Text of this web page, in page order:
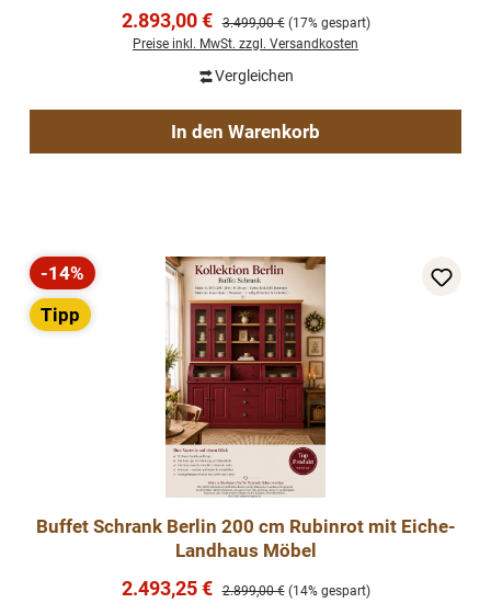
Verkaufspreis:
2.893,00 € Regulärer Preis:
3.499,00 € (17% gespart)
Preise inkl. MwSt. zzgl. Versandkosten
Vergleichen
In den Warenkorb
Rabatt
-14%
Tipp
Buffet Schrank Berlin 200 cm Rubinrot mit Eiche-
Landhaus Möbel
Verkaufspreis:
2.493,25 € Regulärer Preis:
2.899,00 € (14% gespart)